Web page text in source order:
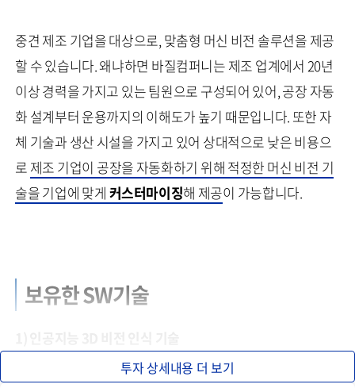
중견 제조 기업을 대상으로, 맞춤형 머신 비전 솔루션을 제공
할 수 있습니다. 왜냐하면 바질컴퍼니는 제조 업계에서 20년
이상 경력을 가지고 있는 팀원으로 구성되어 있어, 공장 자동
화 설계부터 운용까지의 이해도가 높기 때문입니다. 또한 자
체 기술과 생산 시설을 가지고 있어 상대적으로 낮은 비용으
로 제조 기업이 공장을 자동화하기 위해 적정한 머신 비전 기
술을 기업에 맞게 커스터마이징해 제공이 가능합니다.
보유한 SW기술
투자 상세내용 더 보기